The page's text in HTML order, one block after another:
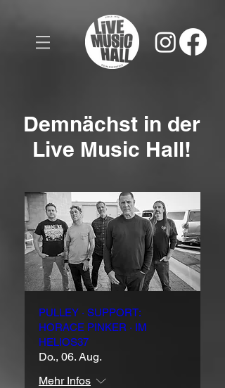
Demnächst in der
Live Music Hall!
PULLEY · SUPPORT:
HORACE PINKER · IM
HELIOS37
Do., 06. Aug.
Mehr Infos